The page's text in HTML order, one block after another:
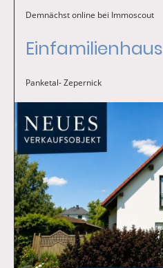
Demnächst online bei Immoscout
Einfamilienhaus
Panketal- Zepernick